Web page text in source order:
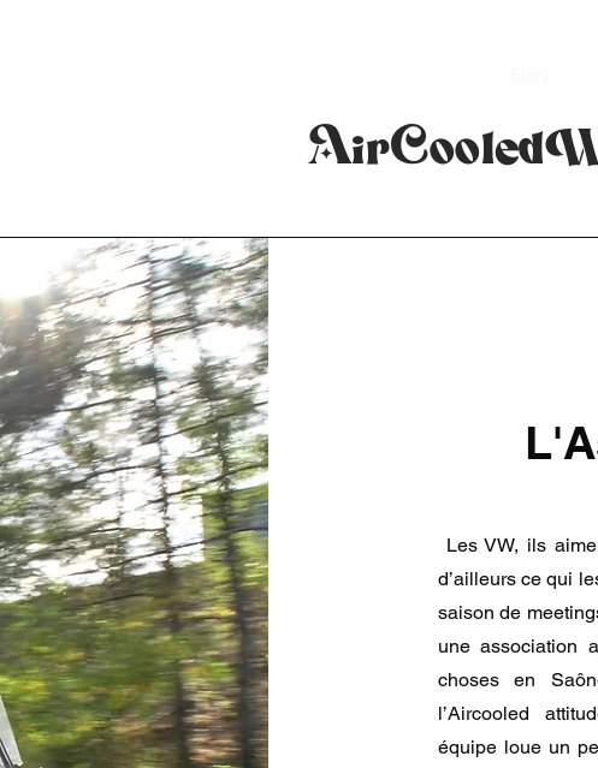
STORY
ça : quelques copains qui se réunissent autour d’une
beau milieu de la nuit alors qu’ils sont occupés à modifier
les choses plus officiellement, avoir un nom. En 2018
» pour Air Cooled With Attitude. C’est ainsi que l’histoire
Les VW, ils
d’ailleurs ce qui
saison de
une association
choses en
l’Aircooled
équipe loue un